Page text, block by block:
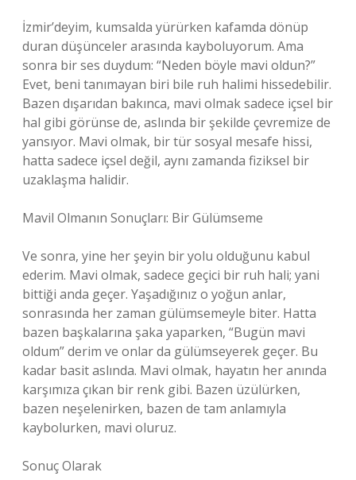
İzmir’deyim, kumsalda yürürken kafamda dönüp
duran düşünceler arasında kayboluyorum. Ama
sonra bir ses duydum: “Neden böyle mavi oldun?”
Evet, beni tanımayan biri bile ruh halimi hissedebilir.
Bazen dışarıdan bakınca, mavi olmak sadece içsel bir
hal gibi görünse de, aslında bir şekilde çevremize de
yansıyor. Mavi olmak, bir tür sosyal mesafe hissi,
hatta sadece içsel değil, aynı zamanda fiziksel bir
uzaklaşma halidir.
Mavil Olmanın Sonuçları: Bir Gülümseme
Ve sonra, yine her şeyin bir yolu olduğunu kabul
ederim. Mavi olmak, sadece geçici bir ruh hali; yani
bittiği anda geçer. Yaşadığınız o yoğun anlar,
sonrasında her zaman gülümsemeyle biter. Hatta
bazen başkalarına şaka yaparken, “Bugün mavi
oldum” derim ve onlar da gülümseyerek geçer. Bu
kadar basit aslında. Mavi olmak, hayatın her anında
karşımıza çıkan bir renk gibi. Bazen üzülürken,
bazen neşelenirken, bazen de tam anlamıyla
kaybolurken, mavi oluruz.
Sonuç Olarak